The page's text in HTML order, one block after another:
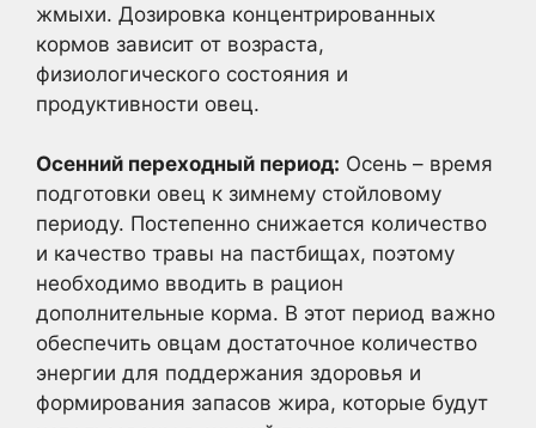
жмыхи. Дозировка концентрированных
кормов зависит от возраста,
физиологического состояния и
продуктивности овец.
Осенний переходный период: Осень – время
подготовки овец к зимнему стойловому
периоду. Постепенно снижается количество
и качество травы на пастбищах, поэтому
необходимо вводить в рацион
дополнительные корма. В этот период важно
обеспечить овцам достаточное количество
энергии для поддержания здоровья и
формирования запасов жира, которые будут